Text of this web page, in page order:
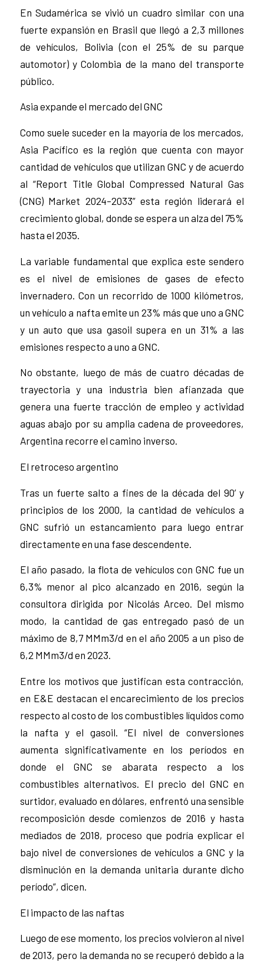
En Sudamérica se vivió un cuadro similar con una
fuerte expansión en Brasil que llegó a 2,3 millones
de vehículos, Bolivia (con el 25% de su parque
automotor) y Colombia de la mano del transporte
público.
Asia expande el mercado del GNC
Como suele suceder en la mayoría de los mercados,
Asia Pacífico es la región que cuenta con mayor
cantidad de vehículos que utilizan GNC y de acuerdo
al “Report Title Global Compressed Natural Gas
(CNG) Market 2024–2033” esta región liderará el
crecimiento global, donde se espera un alza del 75%
hasta el 2035.
La variable fundamental que explica este sendero
es el nivel de emisiones de gases de efecto
invernadero. Con un recorrido de 1000 kilómetros,
un vehículo a nafta emite un 23% más que uno a GNC
y un auto que usa gasoil supera en un 31% a las
emisiones respecto a uno a GNC.
No obstante, luego de más de cuatro décadas de
trayectoria y una industria bien afianzada que
genera una fuerte tracción de empleo y actividad
aguas abajo por su amplia cadena de proveedores,
Argentina recorre el camino inverso.
El retroceso argentino
Tras un fuerte salto a fines de la década del 90’ y
principios de los 2000, la cantidad de vehículos a
GNC sufrió un estancamiento para luego entrar
directamente en una fase descendente.
El año pasado, la flota de vehículos con GNC fue un
6,3% menor al pico alcanzado en 2016, según la
consultora dirigida por Nicolás Arceo. Del mismo
modo, la cantidad de gas entregado pasó de un
máximo de 8,7 MMm3/d en el año 2005 a un piso de
6,2 MMm3/d en 2023.
Entre los motivos que justifican esta contracción,
en E&E destacan el encarecimiento de los precios
respecto al costo de los combustibles líquidos como
la nafta y el gasoil. “El nivel de conversiones
aumenta significativamente en los períodos en
donde el GNC se abarata respecto a los
combustibles alternativos. El precio del GNC en
surtidor, evaluado en dólares, enfrentó una sensible
recomposición desde comienzos de 2016 y hasta
mediados de 2018, proceso que podría explicar el
bajo nivel de conversiones de vehículos a GNC y la
disminución en la demanda unitaria durante dicho
período”, dicen.
El impacto de las naftas
Luego de ese momento, los precios volvieron al nivel
de 2013, pero la demanda no se recuperó debido a la